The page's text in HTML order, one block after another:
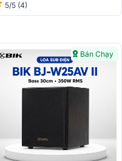
5/5 (4)
Bán Chạy